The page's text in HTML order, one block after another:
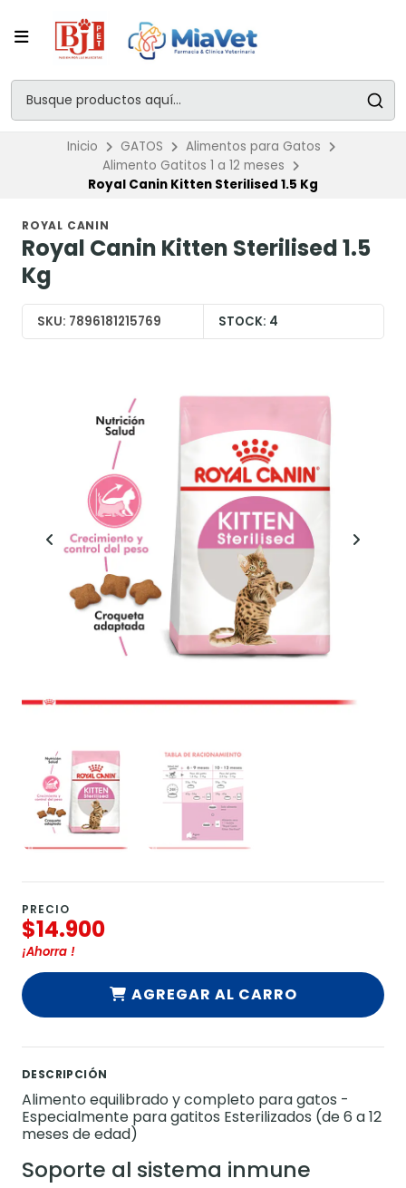
Inicio GATOS
Alimentos para Gatos
Alimento Gatitos 1 a 12 meses
Royal Canin Kitten Sterilised 1.5 Kg
ROYAL CANIN
Royal Canin Kitten Sterilised 1.5
Kg
SKU: 7896181215769 STOCK: 4
PRECIO
$14.900
¡Ahorra !
AGREGAR AL CARRO
DESCRIPCIÓN
Alimento equilibrado y completo para gatos -
Especialmente para gatitos Esterilizados (de 6 a 12
meses de edad)
Soporte al sistema inmune